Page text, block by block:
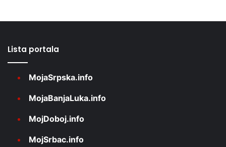
Lista portala
MojaSrpska.info
MojaBanjaLuka.info
MojDoboj.info
MojSrbac.info